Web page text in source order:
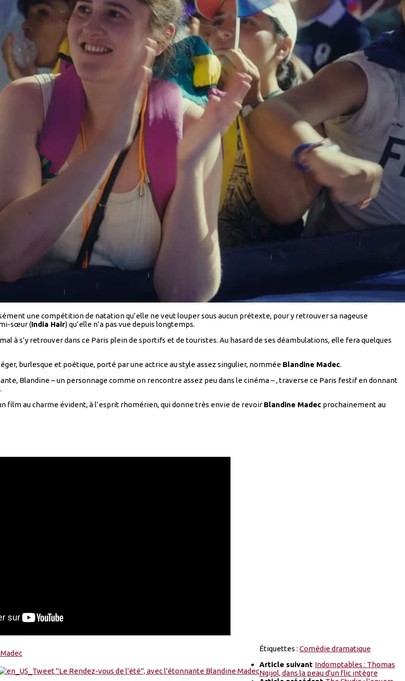
une compétition de natation qu’elle ne veut louper sous aucun prétexte, pour y retrouver sa nageuse
sœur (India Hair) qu’elle n’a pas vue depuis longtemps.
à s’y retrouver dans ce Paris plein de sportifs et de touristes. Au hasard de ses déambulations, elle fera quelques
burlesque et poétique, porté par une actrice au style assez singulier, nommée Blandine Madec.
Blandine – un personnage comme on rencontre assez peu dans le cinéma – , traverse ce Paris festif en donnant
film au charme évident, à l’esprit rhomérien, qui donne très envie de revoirBlandine Madec prochainement au
Étiquettes : Comédie dramatique
Article suivant Indomptables : Thomas
Ngijol, dans la peau d'un flic intègre